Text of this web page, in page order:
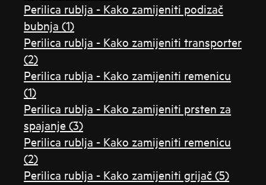
Perilica rublja - Kako zamijeniti podizač
bubnja (1)
Perilica rublja - Kako zamijeniti transporter
(2)
Perilica rublja - Kako zamijeniti remenicu
(1)
Perilica rublja - Kako zamijeniti prsten za
spajanje (3)
Perilica rublja - Kako zamijeniti remenicu
(2)
Perilica rublja - Kako zamijeniti grijač (5)